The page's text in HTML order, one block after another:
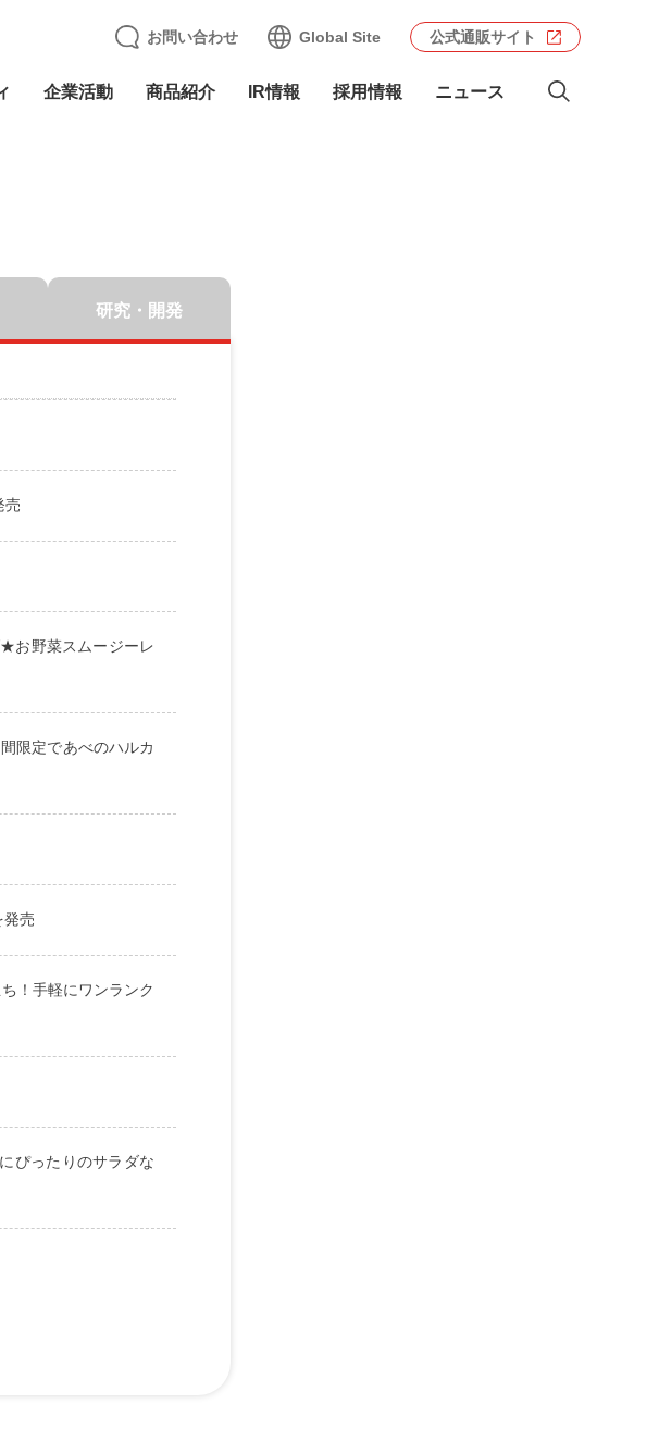
企業活動 商品紹介 IR情報 採用情報 ニュース
お問い合わせ Global Site 公式通販サイト
研究・開発
売
お野菜スムージーレ
限定であべのハルカ
発売
！手軽にワンランク
ぴったりのサラダな